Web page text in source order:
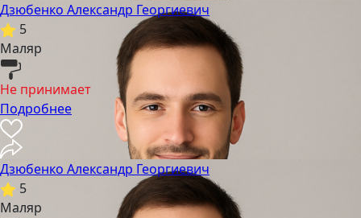
Дзюбенко Александр Георгиевич
5
Маляр
Не принимает
Подробнее
Дзюбенко Александр Георгиевич
5
Маляр